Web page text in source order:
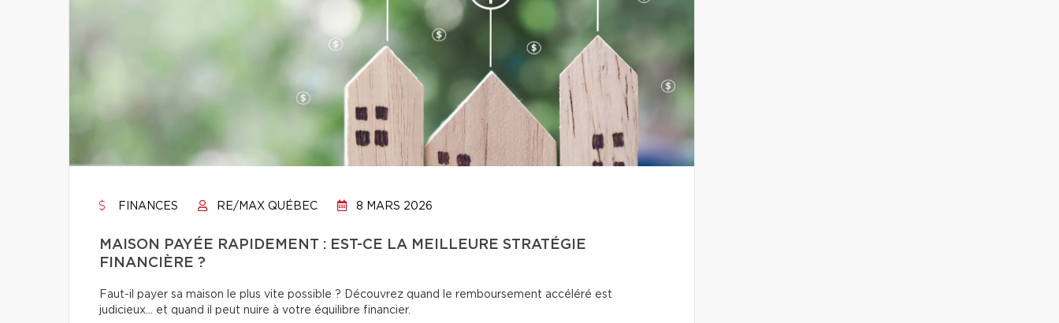
FINANCES RE/MAX QUÉBEC 8 MARS 2026
MAISON PAYÉE RAPIDEMENT : EST-CE LA MEILLEURE STRATÉGIE
FINANCIÈRE ?
Faut-il payer sa maison le plus vite possible ? Découvrez quand le remboursement accéléré est
judicieux… et quand il peut nuire à votre équilibre financier.